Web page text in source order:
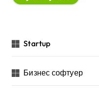
Startup
Бизнес софтуер